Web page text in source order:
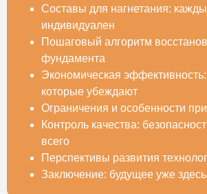
Составы для нагнетания:
индивидуален
Пошаговый алгоритм
фундамента
Экономическая
которые убеждают
Ограничения и особенности
Контроль качества:
всего
Перспективы развития
Заключение: будущее уже здесь